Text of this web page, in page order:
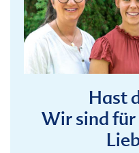
Hast
Wir sind für